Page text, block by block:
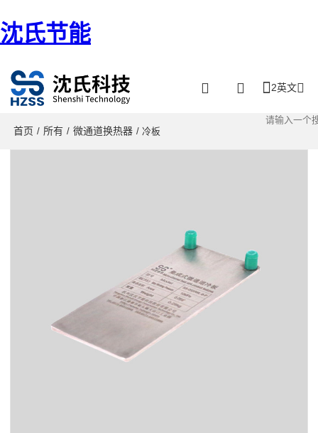
沈氏节能
2英文
首页 / 所有 / 微通道换热器 / 冷板